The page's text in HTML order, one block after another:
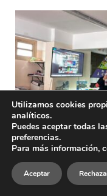
EXPERIENCIA
REPORTAJE
Utilizamos cookies
analíticos.
Puedes aceptar todas
preferencias.
Para más información,
Aceptar